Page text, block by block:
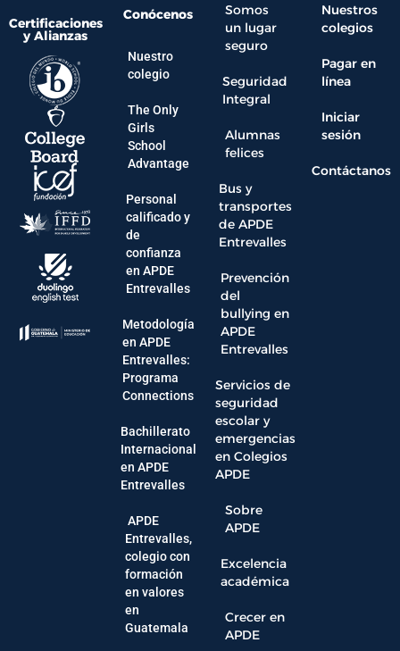
Certificaciones
y Alianzas
Conócenos
Nuestro
colegio
The Only
Girls
School
Advantage
Personal
calificado y
de
confianza
en APDE
Entrevalles
Metodología
en APDE
Entrevalles:
Programa
Connections
Bachillerato
Internacional
en APDE
Entrevalles
APDE
Entrevalles,
colegio con
formación
en valores
en
Guatemala
Somos
un lugar
seguro
Seguridad
Integral
Alumnas
felices
Bus y
transportes
de APDE
Entrevalles
Prevención
del
bullying en
APDE
Entrevalles
Servicios de
seguridad
escolar y
emergencias
en Colegios
APDE
Sobre
APDE
Excelencia
académica
Crecer en
APDE
Nuestros
colegios
Pagar en
línea
Iniciar
sesión
Contáctanos